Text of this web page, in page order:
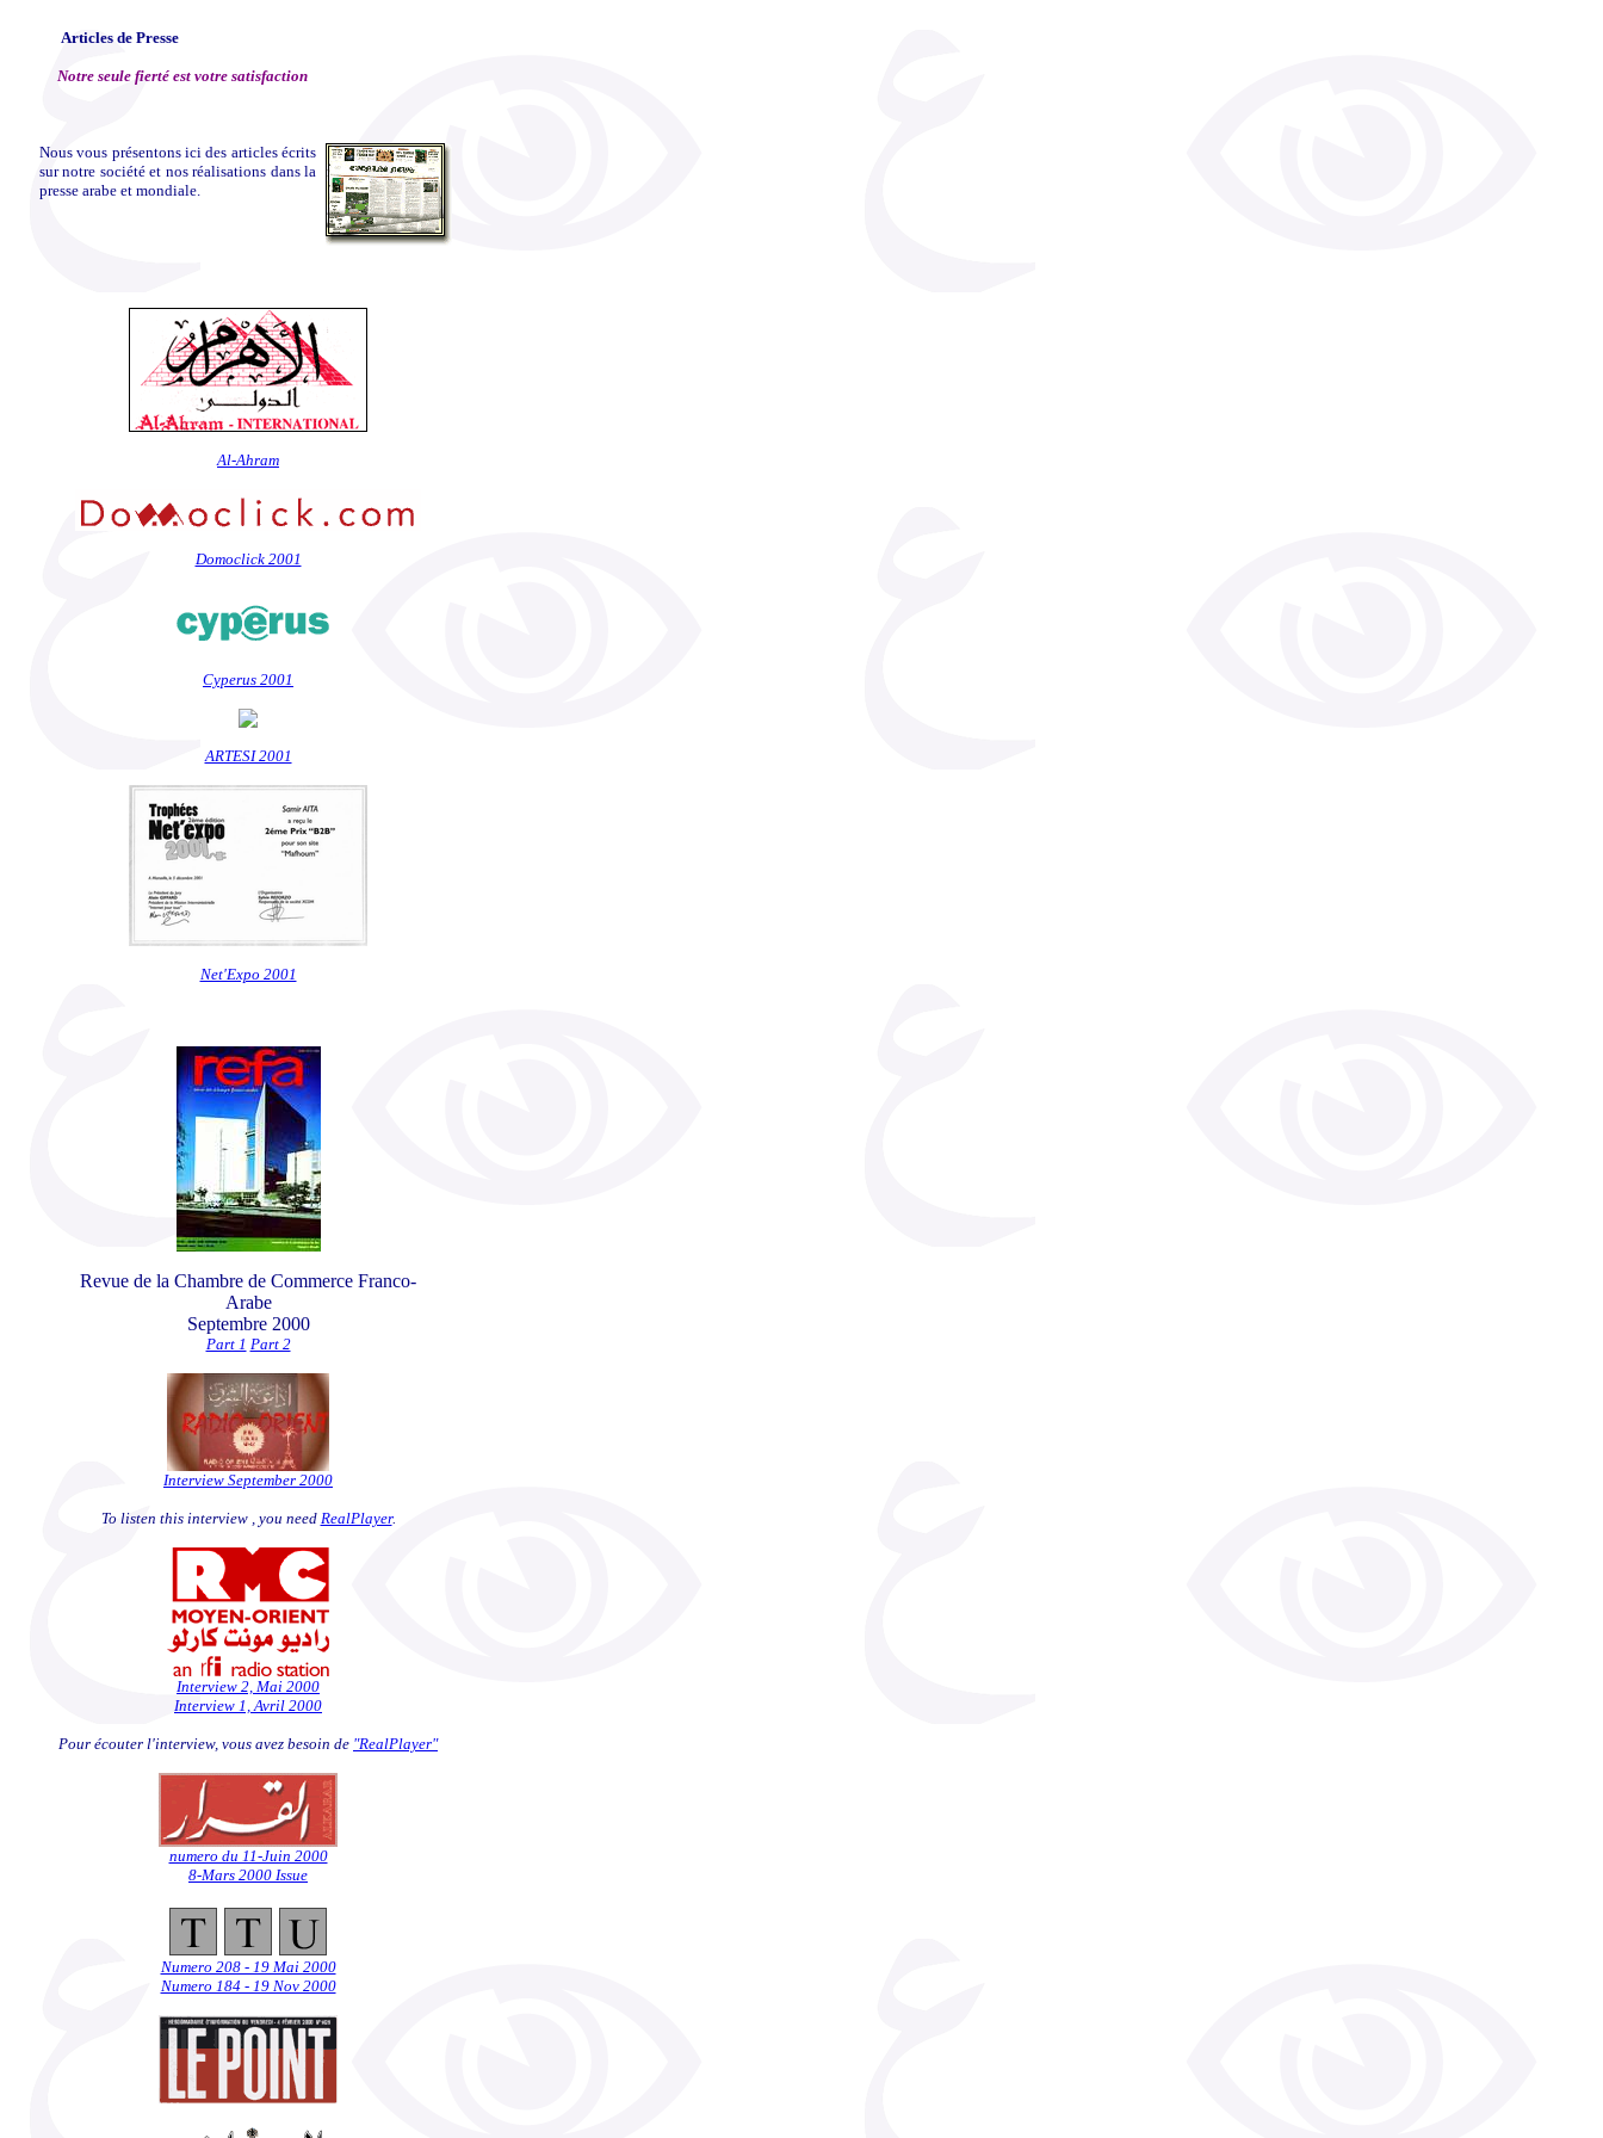
Articles de Presse
Notre seule fierté est votre satisfaction
Nous vous présentons ici des articles écrits
sur notre société et nos réalisations dans la
presse arabe et mondiale.
Al-Ahram
Domoclick 2001
Cyperus 2001
ARTESI 2001
Net'Expo 2001
Revue de la Chambre de Commerce Franco-
Arabe
Septembre 2000
Part 1 Part 2
Interview September 2000
To listen this interview , you need RealPlayer.
Interview 2, Mai 2000
Interview 1, Avril 2000
Pour écouter l'interview, vous avez besoin de "RealPlayer"
numero du 11-Juin 2000
8-Mars 2000 Issue
Numero 208 - 19 Mai 2000
Numero 184 - 19 Nov 2000